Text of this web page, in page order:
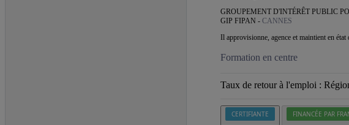
GROUPEMENT D'INTÉRÊT PUBLIC
GIP FIPAN - CANNES
Il approvisionne, agence et maintient en état
Formation en centre
Taux de retour à l'emploi :
CERTIFIANTE FINANCÉE PAR